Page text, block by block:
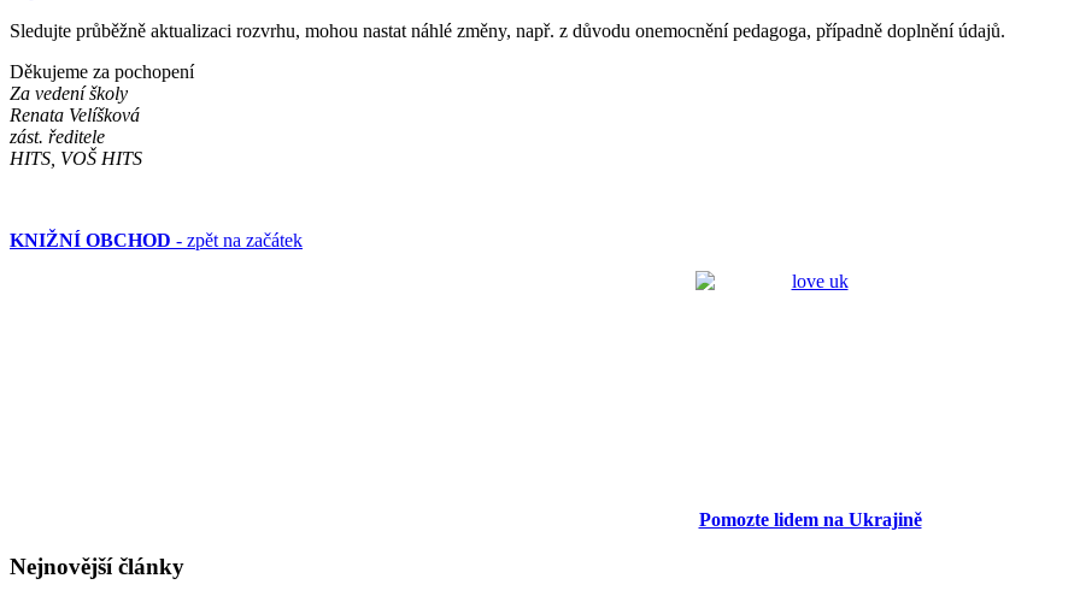
Sledujte průběžně aktualizaci rozvrhu, mohou nastat náhlé změny, např. z důvodu onemocnění pedagoga, případně doplnění údajů.
Děkujeme za pochopení
Za vedení školy
Renata Velíšková
zást. ředitele
HITS, VOŠ HITS
KNIŽNÍ OBCHOD - zpět na začátek
Pomozte lidem na Ukrajině
Nejnovější články